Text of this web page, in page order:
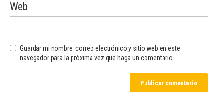
Web
Guardar mi nombre, correo electrónico y sitio web en este
navegador para la próxima vez que haga un comentario.